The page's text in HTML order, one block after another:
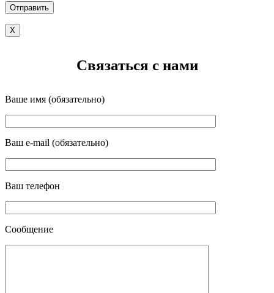
X
Связаться с нами
Ваше имя (обязательно)
Ваш e-mail (обязательно)
Ваш телефон
Сообщение